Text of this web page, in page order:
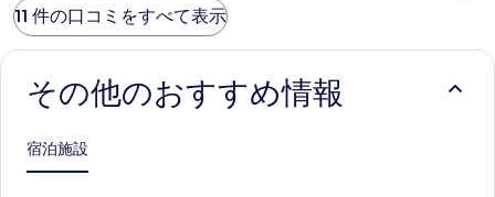
11 件の口コミをすべて表示
その他のおすすめ情報
宿泊施設